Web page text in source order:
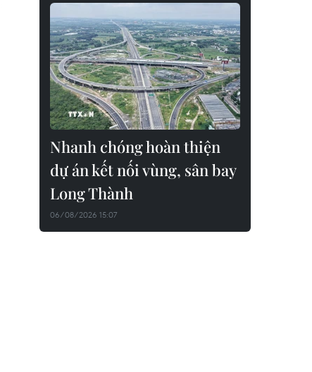
Nhanh chóng hoàn thiện
dự án kết nối vùng, sân bay
Long Thành
06/08/2026 15:07